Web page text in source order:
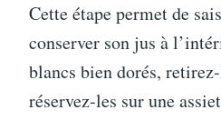
Cette étape permet de
conserver son jus à
blancs bien dorés,
réservez-les sur une